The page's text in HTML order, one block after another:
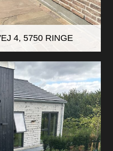
4, 5750 RINGE